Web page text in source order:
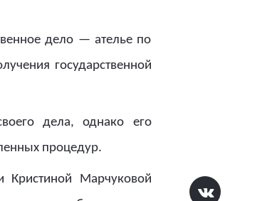
дело — ателье по
государственной
дела, однако его
процедур.
Кристиной Марчуковой